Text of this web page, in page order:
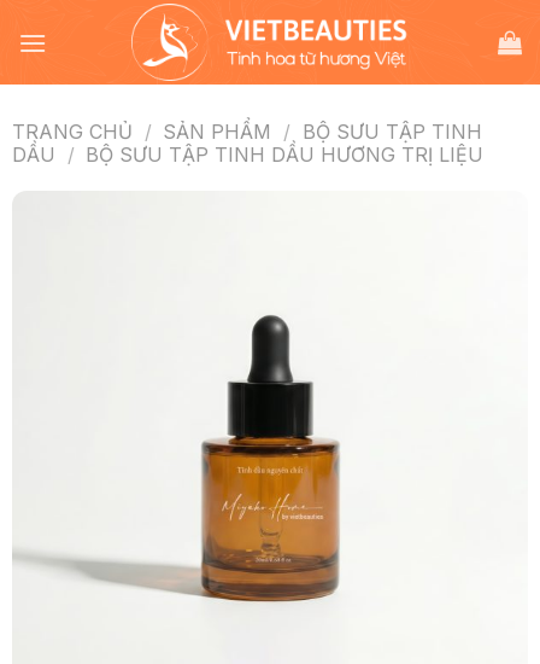
đến
TRANG CHỦ / SẢN PHẨM / BỘ SƯU TẬP TINH
DẦU
/ BỘ SƯU TẬP TINH DẦU HƯƠNG TRỊ LIỆU